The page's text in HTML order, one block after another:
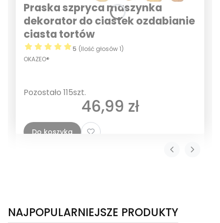
Praska szpryca maszynka
dekorator do ciastek ozdabianie
ciasta tortów
5 (Ilość głosów 1)
OKAZEO®
Pozostało 115szt.
Cena
46,99 zł
Do koszyka
NAJPOPULARNIEJSZE PRODUKTY